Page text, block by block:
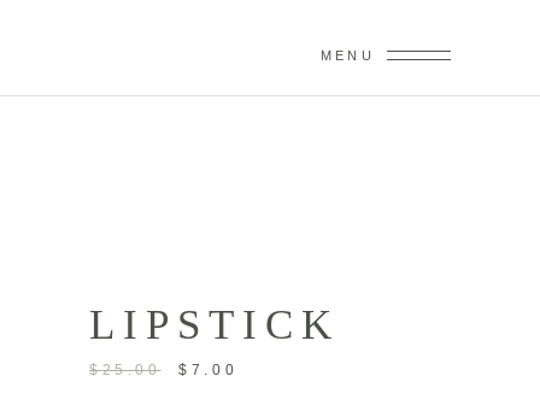
MENU
LIPSTICK
$25.00 $ 7.00